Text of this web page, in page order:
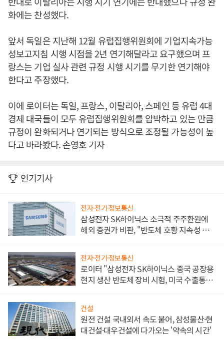
화에는 찬성했다.
앞서 독일은 지난해 12월 유럽집행위원회에 기업지속가능
성보고지침 시행 시점을 2년 연기해달라고 요구했으며 프
랑스는 기업 실사 관련 규정 시행 시기를 무기한 연기해야
한다고 주장했다.
이에 로이터는 독일, 프랑스, 이탈리아, 스페인 등 유럽 4대
경제 대국들이 모두 유럽집행위원회를 압박하고 있는 만큼
규정이 완화되거나 연기되는 방식으로 조정될 가능성이 높
다고 바라봤다. 손영호 기자
인기기사
전자·전기·정보통신
삼성전자 SK하이닉스 소극적 주주환원에
해외 증권가 비판, "반도체 호황 지속성 의
전자·전기·정보통신
로이터 "삼성전자 SK하이닉스 중국 공장용
현지 생산 반도체 장비 시험, 미국 수출통제
건설
원전 건설 국내외서 속도 붙어, 삼성물산·현
대건설·대우건설에 다가오는 '약속의 시간'